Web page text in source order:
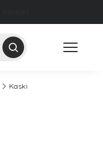
Kaski